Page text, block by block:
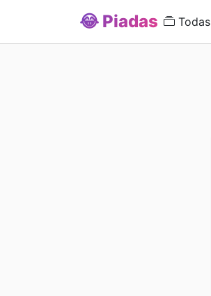
😂 Piadas Todas